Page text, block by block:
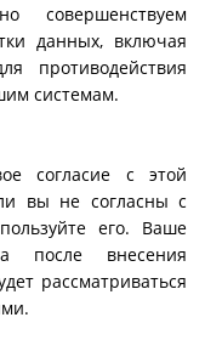
совершенствуем
данных, включая
противодействия
системам.
согласие с этой
вы не согласны с
его. Ваше
после внесения
рассматриваться